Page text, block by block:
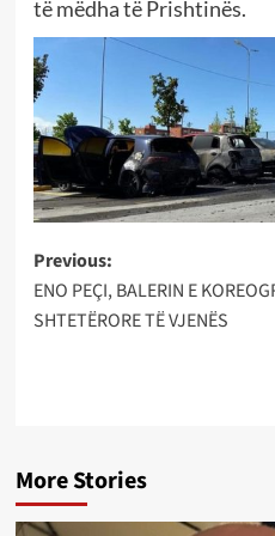
të mëdha të Prishtinës.
Post
navigation
Previous:
ENO PEÇI, BALERIN E
SHTETËRORE TË VJENËS
More Stories